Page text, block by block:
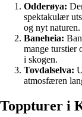
Odderøya:
spektakulær
og nyt naturen.
Baneheia:
mange turstier
i skogen.
Tovdalselva:
atmosfæren
Toppturer i